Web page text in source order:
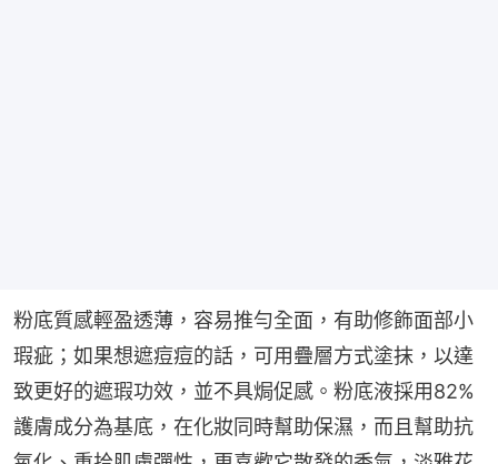
粉底質感輕盈透薄，容易推勻全面，有助修飾面部小
瑕疵；如果想遮痘痘的話，可用疊層方式塗抹，以達
致更好的遮瑕功效，並不具焗促感。粉底液採用82%
護膚成分為基底，在化妝同時幫助保濕，而且幫助抗